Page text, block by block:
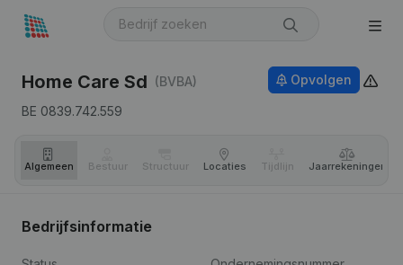
Home Care Sd (BVBA)
BE 0839.742.559
Opvolgen
Algemeen Bestuur Structuur Locaties Tijdlijn Jaar­rekeningen
Bedrijfsinformatie